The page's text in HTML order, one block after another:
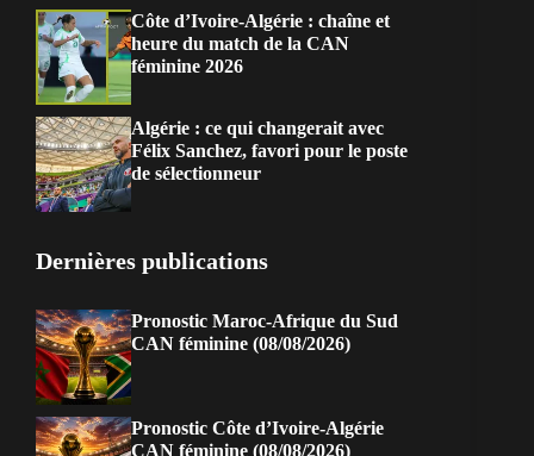
Côte d’Ivoire-Algérie : chaîne et
heure du match de la CAN
féminine 2026
Algérie : ce qui changerait avec
Félix Sanchez, favori pour le poste
de sélectionneur
Dernières publications
Pronostic Maroc-Afrique du Sud
CAN féminine (08/08/2026)
Pronostic Côte d’Ivoire-Algérie
CAN féminine (08/08/2026)